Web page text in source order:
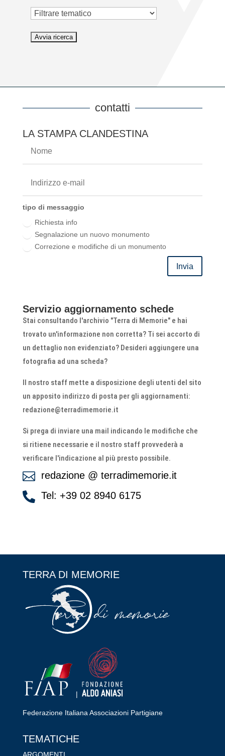
Tematico
contatti
LA STAMPA CLANDESTINA
tipo di messaggio
Richiesta info
Segnalazione un nuovo monumento
Correzione e modifiche di un monumento
Invia
Servizio aggiornamento schede
Stai consultando l'archivio "Terra di Memorie" e hai
trovato un'informazione non corretta? Ti sei accorto di
un dettaglio non evidenziato? Desideri aggiungere una
fotografia ad una scheda?
Il nostro staff mette a disposizione degli utenti del sito
un apposito indirizzo di posta per gli aggiornamenti:
redazione@terradimemorie.it
Si prega di inviare una mail indicando le modifiche che
si ritiene necessarie e il nostro staff provvederà a
verificare l'indicazione al più presto possibile.
 redazione @ terradimemorie.it
 Tel: +39 02 8940 6175
TERRA DI MEMORIE
|
Federazione Italiana Associazioni Partigiane
TEMATICHE
RIPRISTINA
-A 100% +A